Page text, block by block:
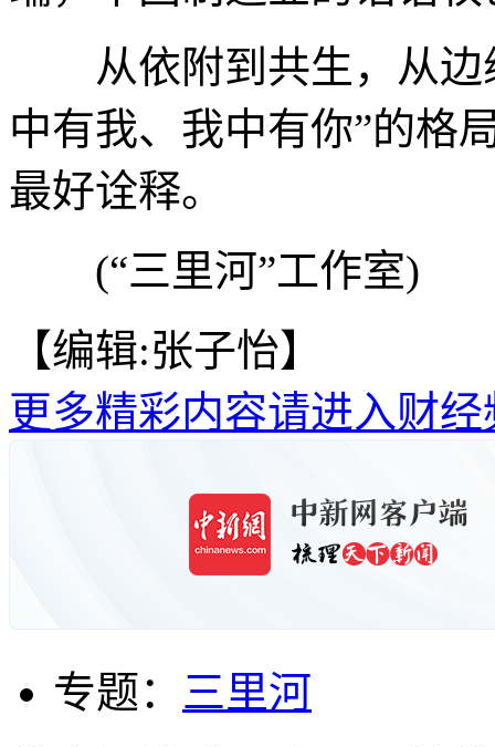
从依附到共生，从边
中有我、我中有你”的格
最好诠释。
(“三里河”工作室)
【编辑:张子怡】
更多精彩内容请进入财经
专题： 三里河